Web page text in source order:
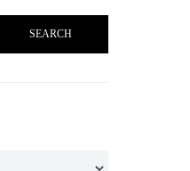
SEARCH